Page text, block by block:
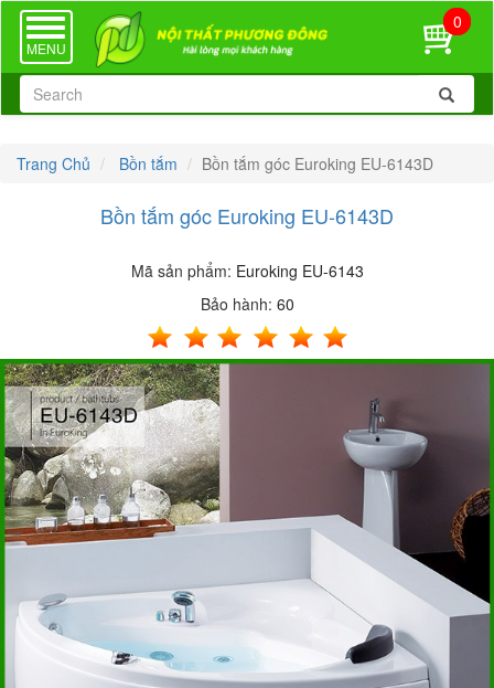
TOGGLE
NAVIGATION
MENU
0
Trang Chủ Bồn tắm Bồn tắm góc Euroking EU-6143D
Bồn tắm góc Euroking EU-6143D
Mã sản phẩm: Euroking EU-6143
Bảo hành: 60